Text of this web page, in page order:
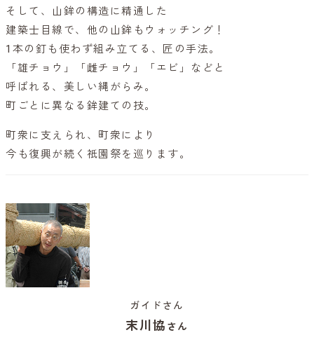
そして、山鉾の構造に精通した
建築士目線で、他の山鉾もウォッチング！
1本の釘も使わず組み立てる、匠の手法。
「雄チョウ」「雌チョウ」「エビ」などと
呼ばれる、美しい縄がらみ。
町ごとに異なる鉾建ての技。
町衆に支えられ、町衆により
今も復興が続く祇園祭を巡ります。
ガイドさん
末川協 さん